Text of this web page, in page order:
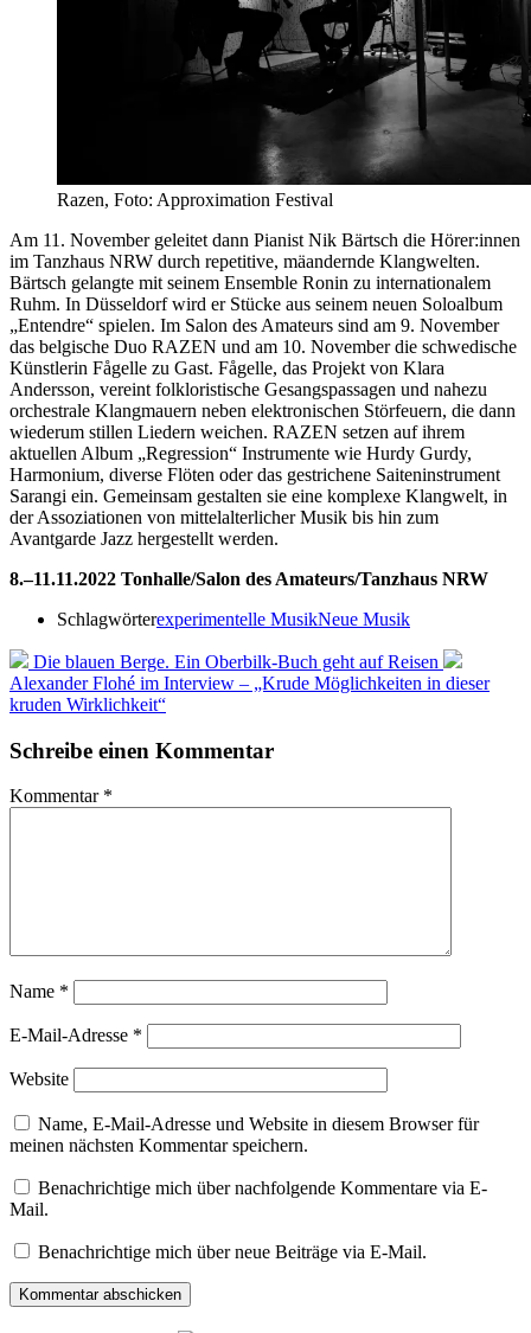
Razen, Foto: Approximation Festival
Am 11. November geleitet dann Pianist Nik Bärtsch die Hörer:innen
im Tanzhaus NRW durch repetitive, mäandernde Klangwelten.
Bärtsch gelangte mit seinem Ensemble Ronin zu internationalem
Ruhm. In Düsseldorf wird er Stücke aus seinem neuen Soloalbum
„Entendre“ spielen. Im Salon des Amateurs sind am 9. November
das belgische Duo RAZEN und am 10. November die schwedische
Künstlerin Fågelle zu Gast. Fågelle, das Projekt von Klara
Andersson, vereint folkloristische Gesangspassagen und nahezu
orchestrale Klangmauern neben elektronischen Störfeuern, die dann
wiederum stillen Liedern weichen. RAZEN setzen auf ihrem
aktuellen Album „Regression“ Instrumente wie Hurdy Gurdy,
Harmonium, diverse Flöten oder das gestrichene Saiteninstrument
Sarangi ein. Gemeinsam gestalten sie eine komplexe Klangwelt, in
der Assoziationen von mittelalterlicher Musik bis hin zum
Avantgarde Jazz hergestellt werden.
8.–11.11.2022 Tonhalle/Salon des Amateurs/Tanzhaus NRW
Schlagwörterexperimentelle MusikNeue Musik
Die blauen Berge. Ein Oberbilk-Buch geht auf Reisen
Alexander Flohé im Interview – „Krude Möglichkeiten in dieser
kruden Wirklichkeit“
Schreibe einen Kommentar
Kommentar *
Name *
E-Mail-Adresse *
Website
Name, E-Mail-Adresse und Website in diesem Browser für
meinen nächsten Kommentar speichern.
Benachrichtige mich über nachfolgende Kommentare via E-
Mail.
Benachrichtige mich über neue Beiträge via E-Mail.